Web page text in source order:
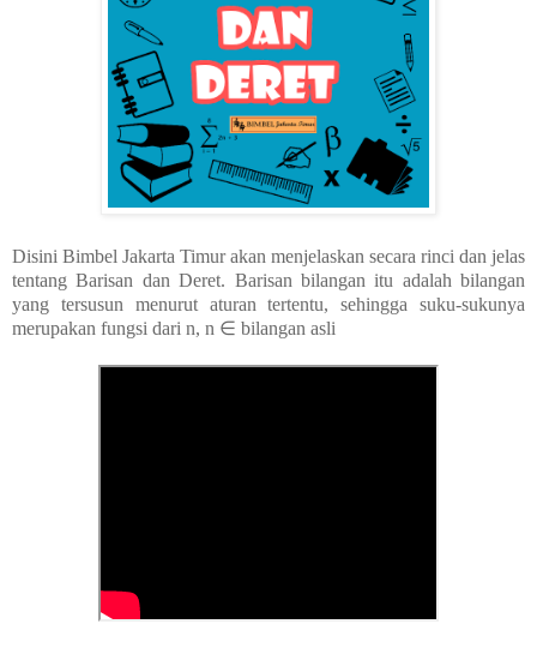
Disini Bimbel Jakarta Timur akan menjelaskan secara rinci dan jelas
tentang Barisan dan Deret. Barisan bilangan itu adalah bilangan
yang tersusun menurut aturan tertentu, sehingga suku-sukunya
merupakan fungsi dari n, n ∈ bilangan asli